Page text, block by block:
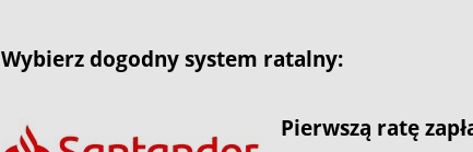
Wybierz dogodny system ratalny:
Pierwszą ratę